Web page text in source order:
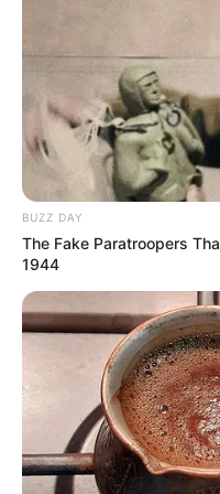
BUZZ DAY
The Fake Paratroopers
1944